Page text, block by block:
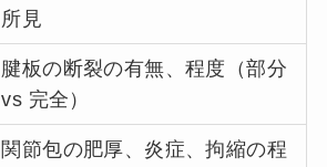
所見
腱板の断裂の有無、程度（部分
vs 完全）
関節包の肥厚、炎症、拘縮の程